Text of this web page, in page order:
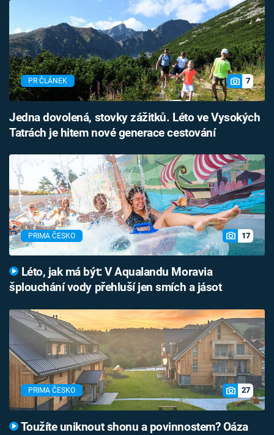
PR ČLÁNEK 7
Jedna dovolená, stovky zážitků. Léto ve Vysokých
Tatrách je hitem nové generace cestování
PRIMA ČESKO 17
Léto, jak má být: V Aqualandu Moravia
šplouchání vody přehluší jen smích a jásot
PRIMA ČESKO 27
Toužíte uniknout shonu a povinnostem? Oáza